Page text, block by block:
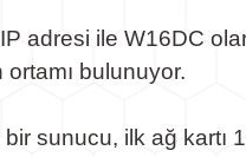
ile W16DC
bulunuyor.
sunucu, ilk ağ kartı